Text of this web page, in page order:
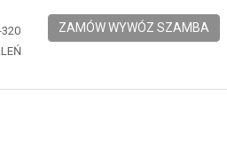
320
ZAMÓW WYWÓZ SZAMBA